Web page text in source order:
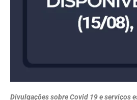
Divulgações sobre Covid 19 e serviços